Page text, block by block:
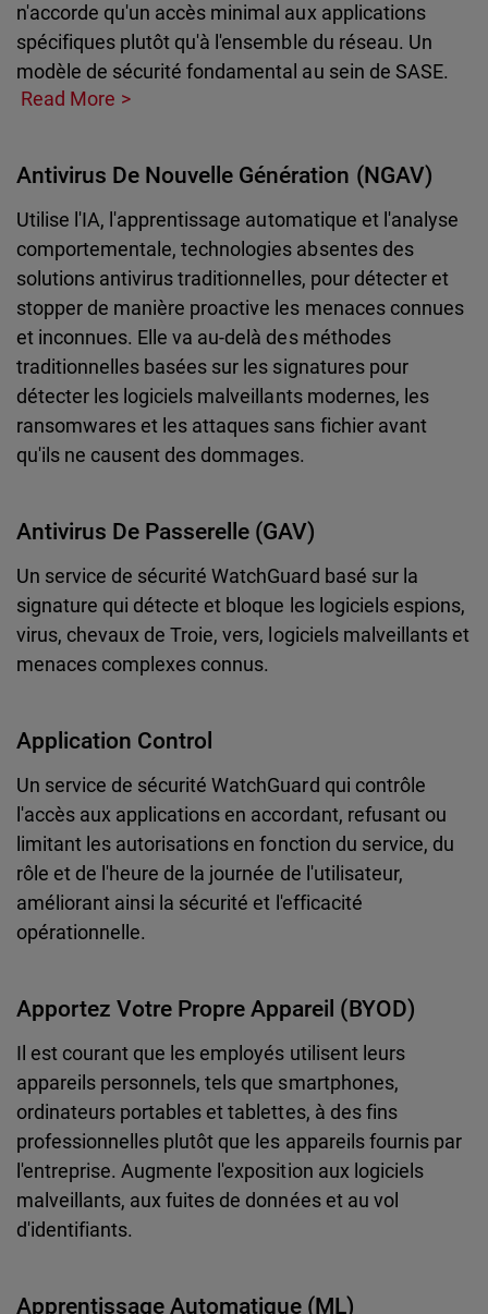
n'accorde qu'un accès minimal aux applications
spécifiques plutôt qu'à l'ensemble du réseau. Un
modèle de sécurité fondamental au sein de SASE.
Read More
Antivirus De Nouvelle Génération (NGAV)
Utilise l'IA, l'apprentissage automatique et l'analyse
comportementale, technologies absentes des
solutions antivirus traditionnelles, pour détecter et
stopper de manière proactive les menaces connues
et inconnues. Elle va au-delà des méthodes
traditionnelles basées sur les signatures pour
détecter les logiciels malveillants modernes, les
ransomwares et les attaques sans fichier avant
qu'ils ne causent des dommages.
Antivirus De Passerelle (GAV)
Un service de sécurité WatchGuard basé sur la
signature qui détecte et bloque les logiciels espions,
virus, chevaux de Troie, vers, logiciels malveillants et
menaces complexes connus.
Application Control
Un service de sécurité WatchGuard qui contrôle
l'accès aux applications en accordant, refusant ou
limitant les autorisations en fonction du service, du
rôle et de l'heure de la journée de l'utilisateur,
améliorant ainsi la sécurité et l'efficacité
opérationnelle.
Apportez Votre Propre Appareil (BYOD)
Il est courant que les employés utilisent leurs
appareils personnels, tels que smartphones,
ordinateurs portables et tablettes, à des fins
professionnelles plutôt que les appareils fournis par
l'entreprise. Augmente l'exposition aux logiciels
malveillants, aux fuites de données et au vol
d'identifiants.
Apprentissage Automatique (ML)